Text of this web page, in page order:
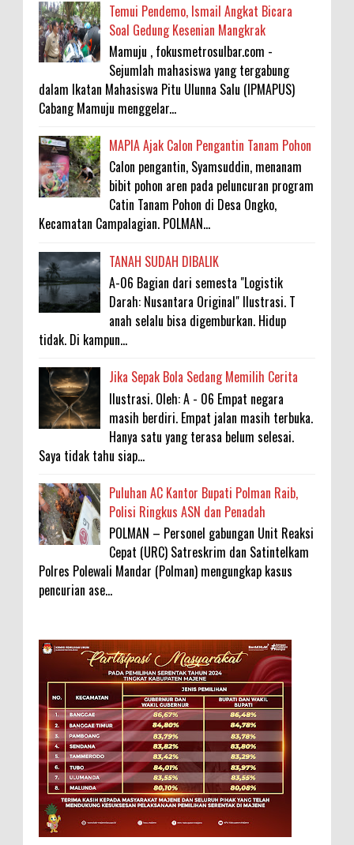
Temui Pendemo, Ismail Angkat Bicara
Soal Gedung Kesenian Mangkrak
Mamuju , fokusmetrosulbar.com -
Sejumlah mahasiswa yang tergabung
dalam Ikatan Mahasiswa Pitu Ulunna Salu (IPMAPUS)
Cabang Mamuju menggelar...
MAPIA Ajak Calon Pengantin Tanam Pohon
Calon pengantin, Syamsuddin, menanam
bibit pohon aren pada peluncuran program
Catin Tanam Pohon di Desa Ongko,
Kecamatan Campalagian. POLMAN...
TANAH SUDAH DIBALIK
A-06 Bagian dari semesta "Logistik
Darah: Nusantara Original" Ilustrasi. T
anah selalu bisa digemburkan. Hidup
tidak. Di kampun...
Jika Sepak Bola Sedang Memilih Cerita
Ilustrasi. Oleh: A - 06 Empat negara
masih berdiri. Empat jalan masih terbuka.
Hanya satu yang terasa belum selesai.
Saya tidak tahu siap...
Puluhan AC Kantor Bupati Polman Raib,
Polisi Ringkus ASN dan Penadah
POLMAN – Personel gabungan Unit Reaksi
Cepat (URC) Satreskrim dan Satintelkam
Polres Polewali Mandar (Polman) mengungkap kasus
pencurian ase...